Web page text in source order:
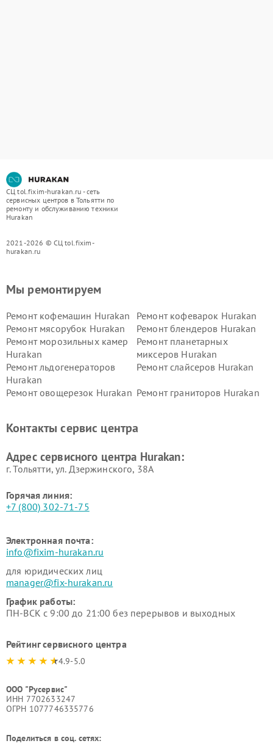
СЦ tol.fixim-hurakan.ru - сеть
сервисных центров в Тольятти по
ремонту и обслуживанию техники
Hurakan
2021-2026 © СЦ tol.fixim-
hurakan.ru
Мы ремонтируем
Ремонт кофемашин Hurakan
Ремонт кофеварок Hurakan
Ремонт мясорубок Hurakan
Ремонт блендеров Hurakan
Ремонт морозильных камер
Hurakan
Ремонт планетарных
миксеров Hurakan
Ремонт льдогенераторов
Hurakan
Ремонт слайсеров Hurakan
Ремонт овощерезок Hurakan Ремонт граниторов Hurakan
Hurakan
Контакты сервис центра
Адрес сервисного центра Hurakan:
г. Тольятти, ул. Дзержинского, 38А
Горячая линия:
+7 (800) 302-71-75
Электронная почта:
info@fixim-hurakan.ru
для юридических лиц
manager@fix-hurakan.ru
График работы:
ПН-ВСК с 9:00 до 21:00 без перерывов и выходных
Рейтинг сервисного центра
4.9-5.0
ООО "Русервис"
ИНН 7702633247
ОГРН 1077746335776
Поделиться в соц. сетях: